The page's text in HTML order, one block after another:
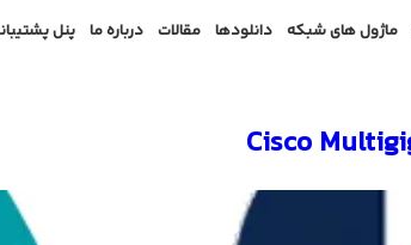
ماژول‌ های شبکه دانلودها مقالات درباره ما پنل